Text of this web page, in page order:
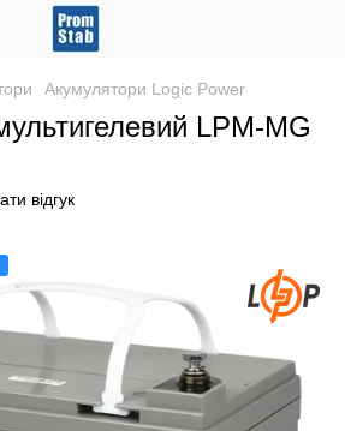
Акумулятори Logic Power
LPM-MG
відгук